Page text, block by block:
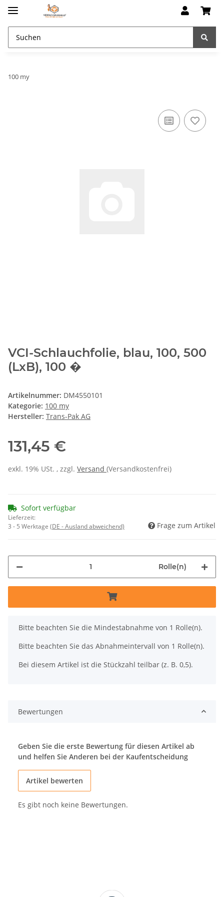
100 my
VCI-Schlauchfolie, blau, 100, 500
(LxB), 100 �
Artikelnummer: DM4550101
Kategorie: 100 my
Hersteller: Trans-Pak AG
131,45 €
exkl. 19% USt. , zzgl. Versand (Versandkostenfrei)
Sofort verfügbar
Lieferzeit:
3 - 5 Werktage (DE - Ausland abweichend) Frage zum Artikel
Rolle(n)
x
Bitte beachten Sie die Mindestabnahme von 1 Rolle(n).
Bitte beachten Sie das Abnahmeintervall von 1 Rolle(n).
Bei diesem Artikel ist die Stückzahl teilbar (z. B. 0,5).
Bewertungen
Geben Sie die erste Bewertung für diesen Artikel ab
und helfen Sie Anderen bei der Kaufentscheidung
Artikel bewerten
Es gibt noch keine Bewertungen.